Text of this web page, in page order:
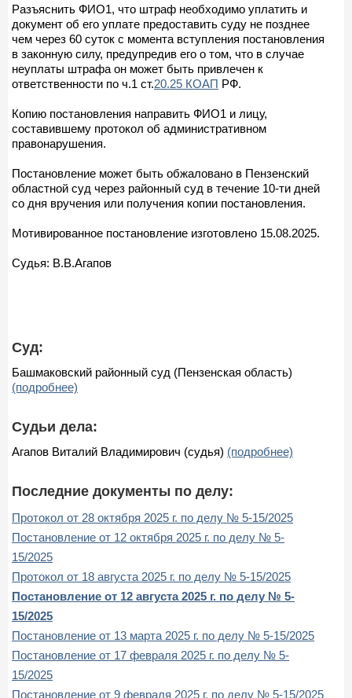
Разъяснить ФИО1, что штраф необходимо уплатить и
документ об его уплате предоставить суду не позднее
чем через 60 суток с момента вступления постановления
в законную силу, предупредив его о том, что в случае
неуплаты штрафа он может быть привлечен к
ответственности по ч.1 ст.20.25 КОАП РФ.
Копию постановления направить ФИО1 и лицу,
составившему протокол об административном
правонарушения.
Постановление может быть обжаловано в Пензенский
областной суд через районный суд в течение 10-ти дней
со дня вручения или получения копии постановления.
Мотивированное постановление изготовлено 15.08.2025.
Судья: В.В.Агапов
Суд:
Башмаковский районный суд (Пензенская область)
(подробнее)
Судьи дела:
Агапов Виталий Владимирович (судья) (подробнее)
Последние документы по делу:
Протокол от 28 октября 2025 г. по делу № 5-15/2025
Постановление от 12 октября 2025 г. по делу № 5-
15/2025
Протокол от 18 августа 2025 г. по делу № 5-15/2025
Постановление от 12 августа 2025 г. по делу № 5-
15/2025
Постановление от 13 марта 2025 г. по делу № 5-15/2025
Постановление от 17 февраля 2025 г. по делу № 5-
15/2025
Постановление от 9 февраля 2025 г. по делу № 5-15/2025